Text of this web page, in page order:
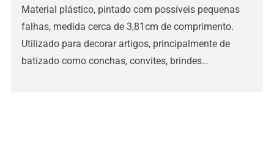
Material plástico, pintado com possíveis pequenas
falhas, medida cerca de 3,81cm de comprimento.
Utilizado para decorar artigos, principalmente de
batizado como conchas, convites, brindes…